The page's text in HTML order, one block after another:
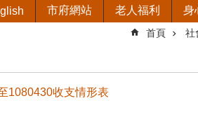
市府網站 老人福利 身
首頁 社
1080430收支情形表